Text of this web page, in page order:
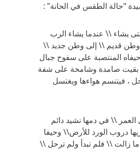
“حالة الطقس في الحانة” :
يشاء \\ عندما يشاء الرب
وطن قديم \\ إلى وطن جديد \\
المنتصبة على سفوح جبال
بقيت صامدة وشامخة على شفة
، فيتنسم هواءها ويغتسل
العمر \\ في دمها نشيد دائم
دروب الورد للأرض\\ وحيفا
زالت \\ فلم تبدأ ولم ترحل \\